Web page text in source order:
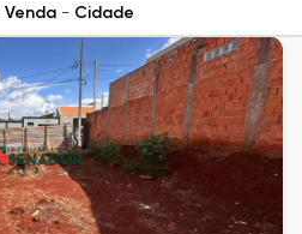
Venda - Cidade